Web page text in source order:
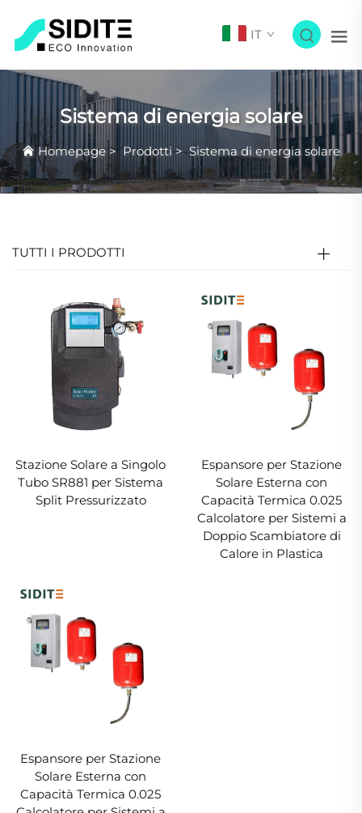
IT
Sistema di energia solare
Homepage> Prodotti >Sistema di energia solare
TUTTI I PRODOTTI
Stazione Solare a Singolo
Tubo SR881 per Sistema
Split Pressurizzato
Espansore per Stazione
Solare Esterna con
Capacità Termica 0.025
Calcolatore per Sistemi a
Doppio Scambiatore di
Calore in Plastica
Espansore per Stazione
Solare Esterna con
Capacità Termica 0.025